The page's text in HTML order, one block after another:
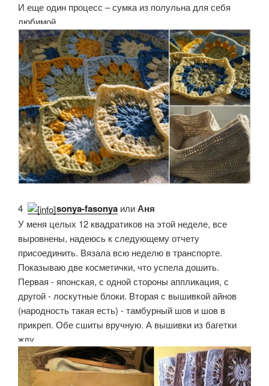
И еще один процесс – сумка из полульна для себя
любимой.
4. sonya-fasonya илиАня
У меня целых 12 квадратиков на этой неделе, все
выровнены, надеюсь к следующему отчету
присоединить. Вязала всю неделю в транспорте.
Показываю две косметички, что успела дошить.
Первая - японская, с одной стороны аппликация, с
другой - лоскутные блоки. Вторая с вышивкой айнов
(народность такая есть) - тамбурный шов и шов в
прикреп. Обе сшиты вручную. А вышивки из багетки
жду.